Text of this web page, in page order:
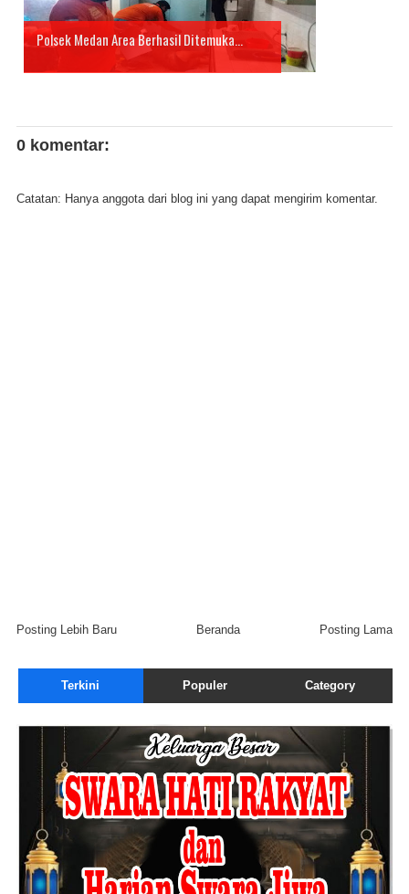
Polsek Medan Area Berhasil Ditemuka...
0 komentar:
Catatan: Hanya anggota dari blog ini yang dapat mengirim komentar.
Posting Lebih Baru Posting Lama
Beranda
Terkini Populer Category